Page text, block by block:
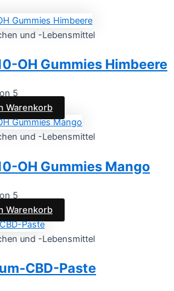
und -Lebensmittel
OH Gummies Himbeere
5
Warenkorb
und -Lebensmittel
OH Gummies Mango
5
Warenkorb
und -Lebensmittel
CBD-Paste